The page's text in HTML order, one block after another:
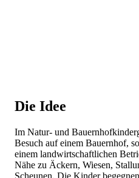
Die Idee
Im Natur- und
Besuch auf einem Bauernhof,
einem landwirtschaftlichen
Nähe zu Äckern, Wiesen,
Scheunen. Die Kinder